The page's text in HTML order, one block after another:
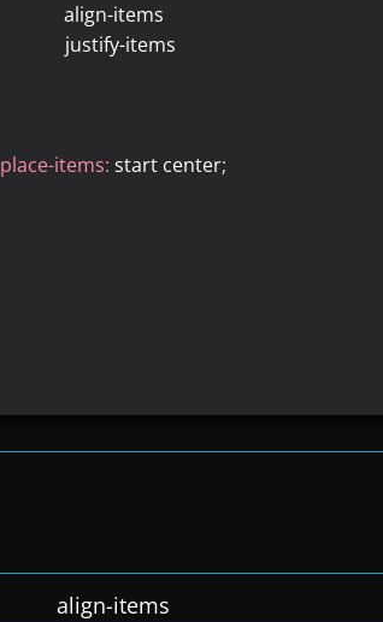
align-items
justify-items
place-items: start center;
align-items